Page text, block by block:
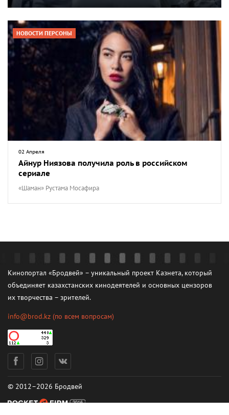
НОВОСТИ ПЕРСОНЫ
02 Апреля
Айнур Ниязова получила роль в российском
сериале
«Шаман» Рустама Мосафира
Кинопортал «Бродвей» – уникальный проект Казнета, который
объединяет казахстанских кинодеятелей и основных цензоров
их творчества – зрителей.
info@brod.kz (по всем вопросам)
© 2012–2026 Бродвей